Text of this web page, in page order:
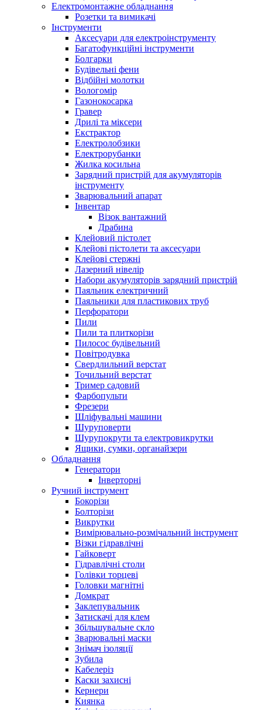
Електромонтажне обладнання
Розетки та вимикачі
Інструменти
Аксесуари для електроінструменту
Багатофункційні інструменти
Болгарки
Будівельні фени
Відбійні молотки
Вологомір
Газонокосарка
Гравер
Дрилі та міксери
Екстрактор
Електролобзики
Електрорубанки
Жилка косильна
Зарядний пристрій для акумуляторів
інструменту
Зварювальний апарат
Інвентар
Візок вантажний
Драбина
Клейовий пістолет
Клейові пістолети та аксесуари
Клейові стержні
Лазерний нівелір
Набори акумуляторів зарядний пристрій
Паяльник електричний
Паяльники для пластикових труб
Перфоратори
Пили
Пили та плиткорізи
Пилосос будівельний
Повітродувка
Свердлильний верстат
Точильний верстат
Тример садовий
Фарбопульти
Фрезери
Шліфувальні машини
Шуруповерти
Шурупокрути та електровикрутки
Ящики, сумки, органайзери
Обладнання
Генератори
Інверторні
Ручний інструмент
Бокорізи
Болторізи
Викрутки
Вимірювально-розмічальний інструмент
Візки гідравлічні
Гайковерт
Гідравлічні столи
Голівки торцеві
Головки магнітні
Домкрат
Заклепувальник
Затискачі для клем
Збільшувальне скло
Зварювальні маски
Знімач ізоляції
Зубила
Кабелеріз
Каски захисні
Кернери
Киянка